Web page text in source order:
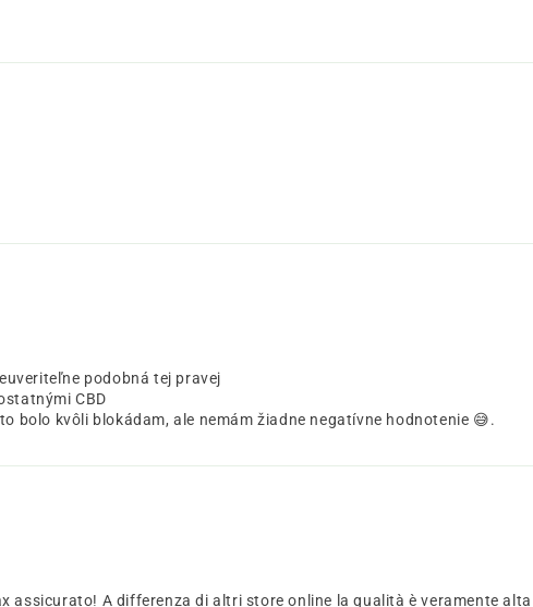
podobná tej pravej
CBD
bolo kvôli blokádam, ale nemám žiadne negatívne hodnotenie 😅.
assicurato! A differenza di altri store online la qualità è veramente alta